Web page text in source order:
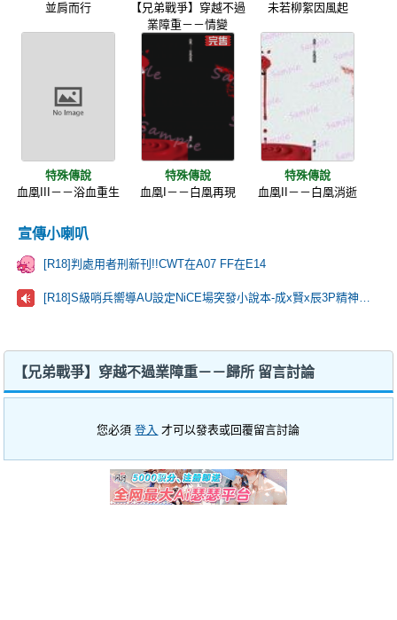
並肩而行
【兄弟戰爭】穿越不過
業障重－－情變
未若柳絮因風起
特殊傳說
血凰III－－浴血重生
特殊傳說
血凰I－－白凰再現
特殊傳說
血凰II－－白凰消逝
宣傳小喇叭
[R18]判處用者刑新刊!!CWT在A07 FF在E14
[R18]S級哨兵嚮導AU設定NiCE場突發小說本-成x賢x辰3P精神疏導+靈肉合一🫶
【兄弟戰爭】穿越不過業障重－－歸所 留言討論
您必須登入 才可以發表或回覆留言討論